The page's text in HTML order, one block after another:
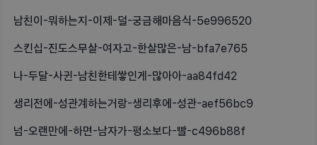
남친이-뭐하는지-이제-덜-궁금해마음식-5e996520
스킨십-진도스무살-여자고-한살많은-남-bfa7e765
나-두달-사귄-남친한테쌓인게-많아아-aa84fd42
생리전에-성관계하는거랑-생리후에-성관-aef56bc9
넘-오랜만에-하면-남자가-평소보다-빨-c496b88f